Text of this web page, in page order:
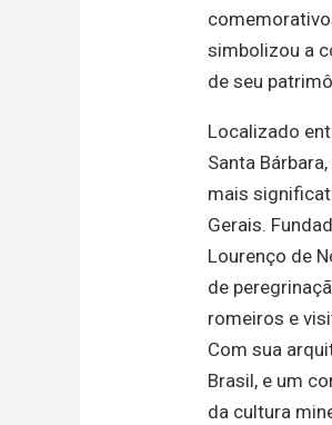
simbolizou a
de seu
Localizado
Santa
mais
Gerais.
Lourenço de
de
romeiros e
Com sua
Brasil, e um
da cultura